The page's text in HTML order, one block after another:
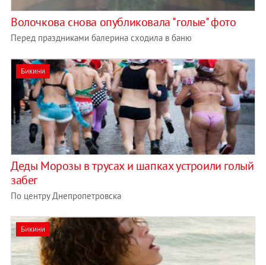
Волочкова снова опубликовала "голые" фото
Перед праздниками балерина сходила в баню
Бикини
Деды Морозы в трусах и шапках устроили голый
забег
По центру Днепропетровска
Бикини